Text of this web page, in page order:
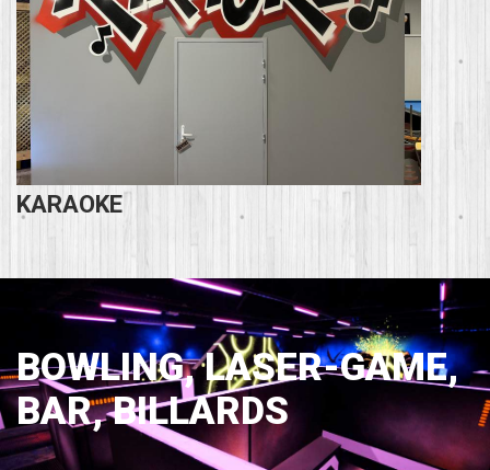
KARAOKE
BOWLING, LASER-GAME,
BAR, BILLARDS